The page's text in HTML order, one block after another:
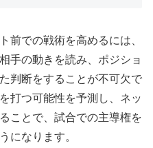
前での戦術を高めるには、
手の動きを読み、ポジショ
判断をすることが不可欠で
打つ可能性を予測し、ネッ
ことで、試合での主導権を
になります。